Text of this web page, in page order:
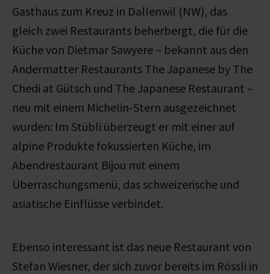
Gasthaus zum Kreuz in Dallenwil (NW), das
gleich zwei Restaurants beherbergt, die für die
Küche von Dietmar Sawyere – bekannt aus den
Andermatter Restaurants The Japanese by The
Chedi at Gütsch und The Japanese Restaurant –
neu mit einem Michelin-Stern ausgezeichnet
wurden: Im Stübli überzeugt er mit einer auf
alpine Produkte fokussierten Küche, im
Abendrestaurant Bijou mit einem
Überraschungsmenü, das schweizerische und
asiatische Einflüsse verbindet.
Ebenso interessant ist das neue Restaurant von
Stefan Wiesner, der sich zuvor bereits im Rössli in